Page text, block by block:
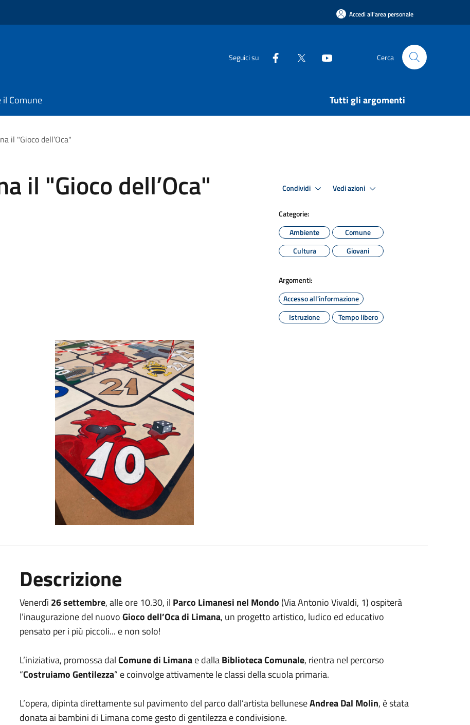
Accedi all'area personale
Seguici su Cerca
il Comune Tutti gli argomenti
il "Gioco dell’Oca"
il "Gioco dell’Oca" Condividi Vedi azioni
Categorie:
Ambiente
Comune
Cultura
Giovani
Argomenti:
Accesso all'informazione
Istruzione
Tempo libero
Descrizione
Venerdì26 settembre, alle ore 10.30, il Parco Limanesi nel Mondo (Via Antonio Vivaldi, 1) ospiterà
l’inaugurazione del nuovoGioco dell’Oca di Limana, un progetto artistico, ludico ed educativo
pensato per i più piccoli... e non solo!
L’iniziativa, promossa dalComune di Limanae dallaBiblioteca Comunale, rientra nel percorso
“Costruiamo Gentilezza” e coinvolge attivamente le classi della scuola primaria.
L’opera, dipinta direttamente sul pavimento del parco dall’artista belluneseAndrea Dal Molin, è stata
donata ai bambini di Limana come gesto di gentilezza e condivisione.